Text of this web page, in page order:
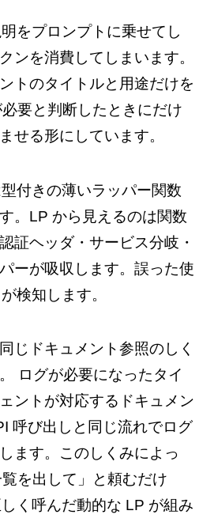
をプロンプトに乗せてし
ンを消費してしまいます。
トのタイトルと用途だけを
要と判断したときにだけ
せる形にしています。
付きの薄いラッパー関数
。LP から見えるのは関数
証ヘッダ・サービス分岐・
ーが吸収します。誤った使
検知します。
じドキュメント参照のしく
ログが必要になったタイ
ントが対応するドキュメン
呼び出しと同じ流れでログ
ます。このしくみによっ
を出して」と頼むだけ
く呼んだ動的な LP が組み